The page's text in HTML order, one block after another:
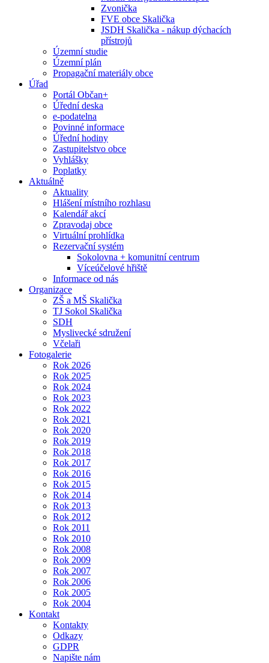
Zvonička
FVE obce Skalička
JSDH Skalička - nákup dýchacích
přístrojů
Územní studie
Územní plán
Propagační materiály obce
Úřad
Portál Občan+
Úřední deska
e-podatelna
Povinné informace
Úřední hodiny
Zastupitelstvo obce
Vyhlášky
Poplatky
Aktuálně
Aktuality
Hlášení místního rozhlasu
Kalendář akcí
Zpravodaj obce
Virtuální prohlídka
Rezervační systém
Sokolovna + komunitní centrum
Víceúčelové hřiště
Informace od nás
Organizace
ZŠ a MŠ Skalička
TJ Sokol Skalička
SDH
Myslivecké sdružení
Včelaři
Fotogalerie
Rok 2026
Rok 2025
Rok 2024
Rok 2023
Rok 2022
Rok 2021
Rok 2020
Rok 2019
Rok 2018
Rok 2017
Rok 2016
Rok 2015
Rok 2014
Rok 2013
Rok 2012
Rok 2011
Rok 2010
Rok 2008
Rok 2009
Rok 2007
Rok 2006
Rok 2005
Rok 2004
Kontakt
Kontakty
Odkazy
GDPR
Napište nám